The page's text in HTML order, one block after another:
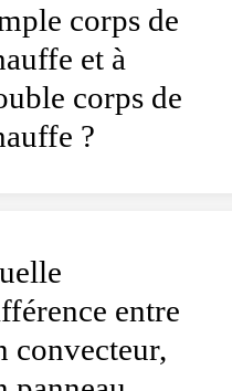
corps de
et à
corps de
?
entre
convecteur,